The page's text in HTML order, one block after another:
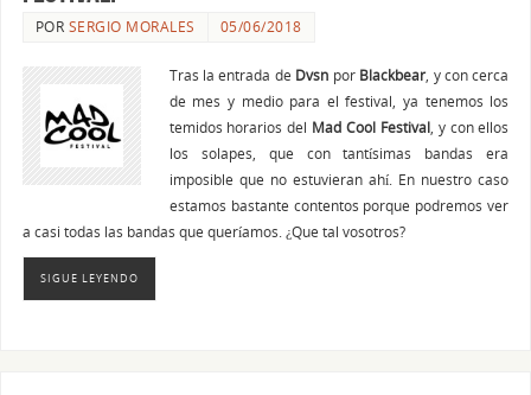
POR SERGIO MORALES 05/06/2018
Tras la entrada de Dvsn por Blackbear, y con cerca
de mes y medio para el festival, ya tenemos los
temidos horarios del Mad Cool Festival, y con ellos
los solapes, que con tantísimas bandas era
imposible que no estuvieran ahí. En nuestro caso
estamos bastante contentos porque podremos ver
a casi todas las bandas que queríamos. ¿Que tal vosotros?
SIGUE LEYENDO